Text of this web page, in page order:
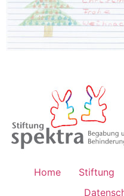
Home Stiftung